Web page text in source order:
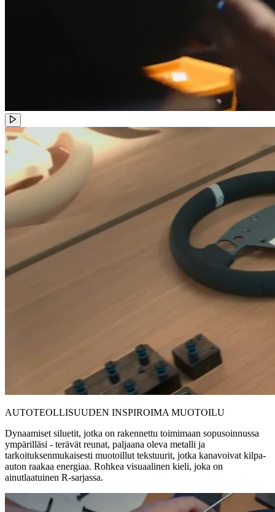
AUTOTEOLLISUUDEN INSPIROIMA MUOTOILU
Dynaamiset siluetit, jotka on rakennettu toimimaan sopusoinnussa
ympärilläsi - terävät reunat, paljaana oleva metalli ja
tarkoituksenmukaisesti muotoillut tekstuurit, jotka kanavoivat kilpa-
auton raakaa energiaa. Rohkea visuaalinen kieli, joka on
ainutlaatuinen R-sarjassa.